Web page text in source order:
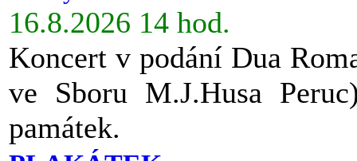
16.8.2026 14 hod.
Koncert v podání Dua
ve Sboru M.J.Husa
památek.